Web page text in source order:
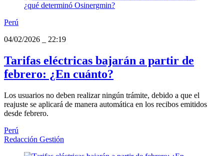
Perú
04/02/2026
22:19
Tarifas eléctricas bajarán a partir de
febrero: ¿En cuánto?
Los usuarios no deben realizar ningún trámite, debido a que el
reajuste se aplicará de manera automática en los recibos emitidos
desde febrero.
Perú
Redacción Gestión